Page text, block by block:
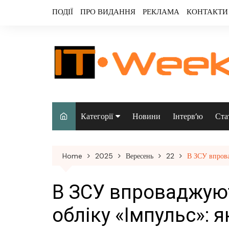
ПОДІЇ ПРО ВИДАННЯ РЕКЛАМА КОНТАКТИ
Категорії
Аудіо & відео
Безпека
Інфраструктура/
датацентри
Новини Інтерв’ю
Home 2025 Вересень 22 В ЗСУ
В ЗСУ
обліку «Імпульс»: